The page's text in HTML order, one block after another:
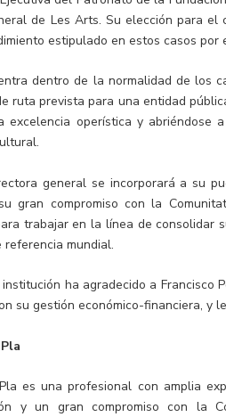
de Les Arts. Su elección para
estipulado en estos casos por
dentro de la normalidad de los
ruta prevista para una entidad
excelencia operística y abriéndose
general se incorporará a su
gran compromiso con la
trabajar en la línea de consolidar
referencia mundial.
institución ha agradecido a
su gestión económico-financiera, y
es una profesional con amplia
y un gran compromiso con la